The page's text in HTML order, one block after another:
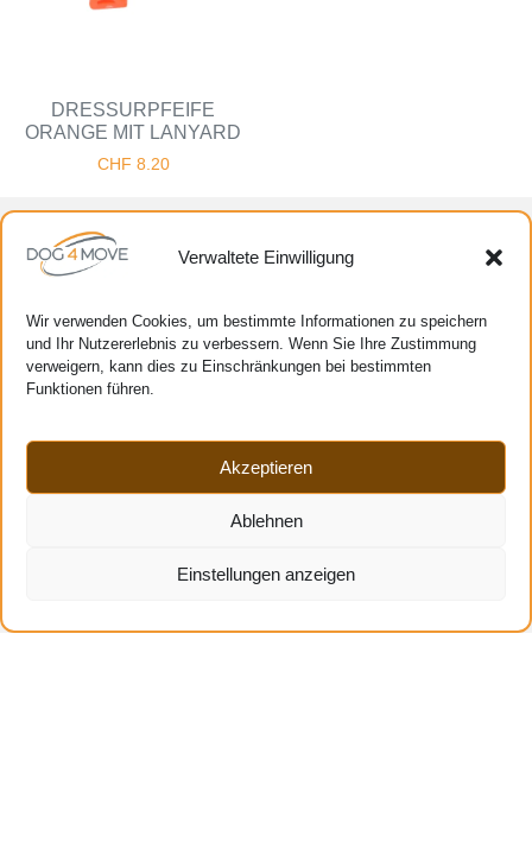
Verwaltete Einwilligung
Wir verwenden Cookies, um bestimmte Informationen zu speichern
und Ihr Nutzererlebnis zu verbessern. Wenn Sie Ihre Zustimmung
verweigern, kann dies zu Einschränkungen bei bestimmten
Funktionen führen.
Akzeptieren
Ablehnen
Einstellungen anzeigen
DRESSURPFEIFE
ORANGE MIT LANYARD
CHF 8.20
Folgen Sie uns
Hilfe
Kundenbewertungen
Kontakt
Newsletter abonnieren
Über DOG4MOVE